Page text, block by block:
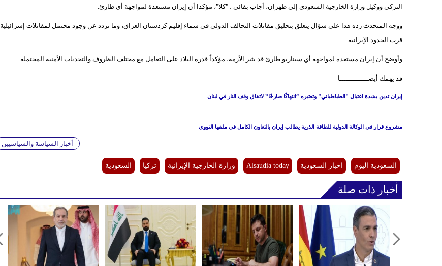
التركي ووكيل وزارة الخارجية السعودي إلى طهران، أجاب بقائي : "كلا"، مؤكدا أن إيران مستعدة لمواجهة أي طارئ.
ووجه المتحدث رده هذا على سؤال يتعلق بتحليق مقاتلات التحالف الدولي في سماء إقليم كردستان العراق، وما تردد عن وجود محتمل لمقاتلات إسرائيلية
قرب الحدود الإيرانية.
وأوضح أن إيران مستعدة لمواجهة أي سيناريو طارئ قد يثير الأزمة، مؤكداً قدرة البلاد على التعامل مع مختلف الظروف والتحديات الأمنية المحتملة.
قد يهمك أيضــــــــــــــا
إيران تدين بشدة اغتيال "الطباطبائي" وتعتبره “انتهاكًا صارخًا” لاتفاق وقف النار في لبنان
مشروع قرار في الوكالة الدولية للطاقة الذرية يطالب إيران بالتعاون الكامل في ملفها النووي
أخبار السياسة والسياسيين
السعودية اليوم اخبار السعودية Alsaudia today وزارة الخارجية الإيرانية تركيا السعودية
أخبار ذات صلة